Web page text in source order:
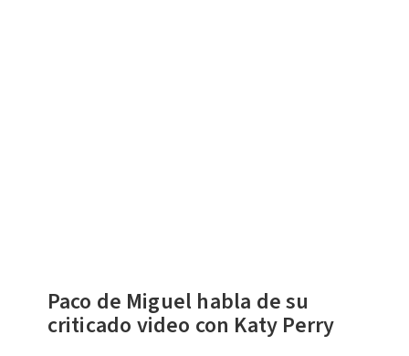
Paco de Miguel habla de su
criticado video con Katy Perry